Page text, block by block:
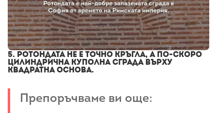
5. Ротондата не е точно кръгла, а по-скоро
цилиндрична куполна сграда върху
квадратна основа.
Препоръчваме ви още: